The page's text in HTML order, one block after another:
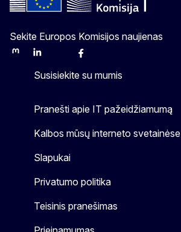
Sekite Europos Komisijos naujienas
MastodonLinkedInBlueskyFacebook
Susisiekite su mumis
Pranešti apie IT pažeidžiamumą
Kalbos mūsų interneto svetainėse
Slapukai
Privatumo politika
Teisinis pranešimas